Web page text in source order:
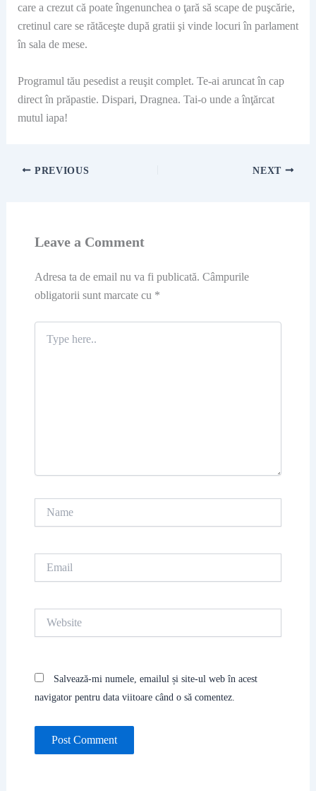
care a crezut că poate îngenunchea o ţară să scape de puşcărie,
cretinul care se rătăceşte după gratii şi vinde locuri în parlament
în sala de mese.
Programul tău pesedist a reuşit complet. Te-ai aruncat în cap
direct în prăpastie. Dispari, Dragnea. Tai-o unde a înţărcat
mutul iapa!
PREVIOUS NEXT
Leave a Comment
Adresa ta de email nu va fi publicată. Câmpurile
obligatorii sunt marcate cu *
Type
here..
Salvează-mi numele, emailul și site-ul web în acest
navigator pentru data viitoare când o să comentez.